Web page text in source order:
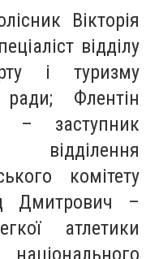
Вікторія
відділу
і туризму
ради; Флентін
– заступник
комітету
Дмитрович –
атлетики
національного